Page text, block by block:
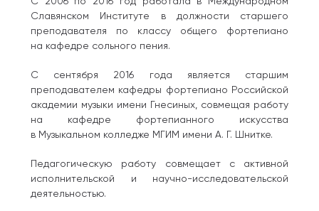
Славянском Институте в должности старшего
преподавателя по классу общего фортепиано
на кафедре сольного пения.
С сентября 2016 года является старшим
преподавателем кафедры фортепиано Российской
академии музыки имени Гнесиных, совмещая работу
на кафедре фортепианного искусства
в Музыкальном колледже МГИМ имени А. Г. Шнитке.
Педагогическую работу совмещает с активной
исполнительской и научно-исследовательской
деятельностью.